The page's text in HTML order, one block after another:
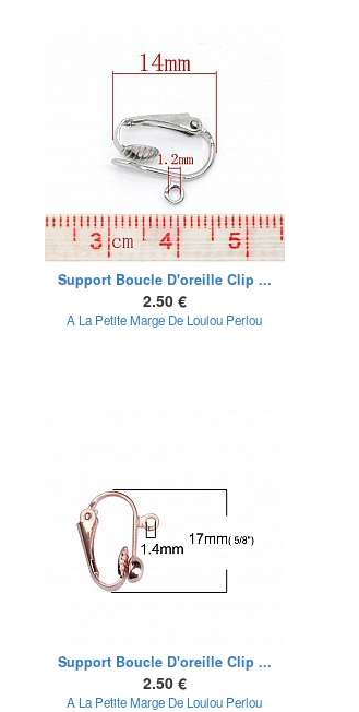
Support Boucle D'oreille Clip ...
2.50 €
A La Petite Marge De Loulou Perlou
Support Boucle D'oreille Clip ...
2.50 €
A La Petite Marge De Loulou Perlou